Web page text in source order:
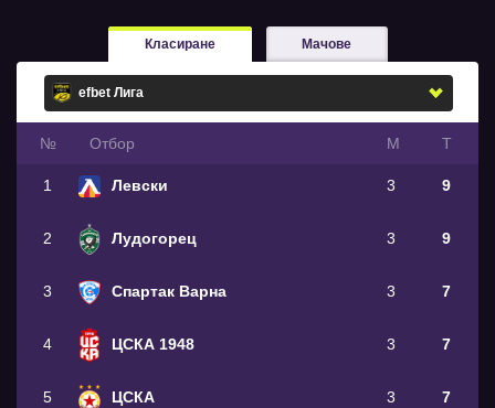
Класиране Мачове
№ Oтбор М Т
1 Левски 3 9
2 Лудогорец 3 9
3 Спартак Варна 3 7
4 ЦСКА 1948 3 7
5 ЦСКА 3 7